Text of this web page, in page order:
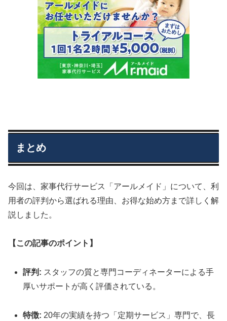
まとめ
今回は、家事代行サービス「アールメイド」について、利
用者の評判から選ばれる理由、お得な始め方まで詳しく解
説しました。
【この記事のポイント】
評判: スタッフの質と専門コーディネーターによる手
厚いサポートが高く評価されている。
特徴: 20年の実績を持つ「定期サービス」専門で、長